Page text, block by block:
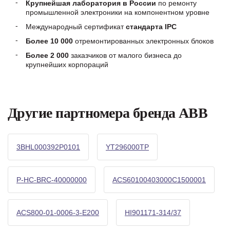
Крупнейшая лаборатория в России по ремонту
промышленной электроники на компонентном уровне
Международный сертификатстандарта IPC
Более 10 000 отремонтированных электронных блоков
Более 2 000 заказчиков от малого бизнеса до
крупнейших корпораций
Другие партномера бренда ABB
3BHL000392P0101 YT296000TP
P-HC-BRC-40000000 ACS60100403000C1500001
ACS800-01-0006-3-E200 HI901171-314/37